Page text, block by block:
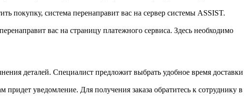
покупку, система перенаправит вас на сервер системы ASSIST.
вас на страницу платежного сервиса. Здесь необходимо
деталей. Специалист предложит выбрать удобное время доставки
уведомление. Для получения заказа обратитесь к сотруднику в